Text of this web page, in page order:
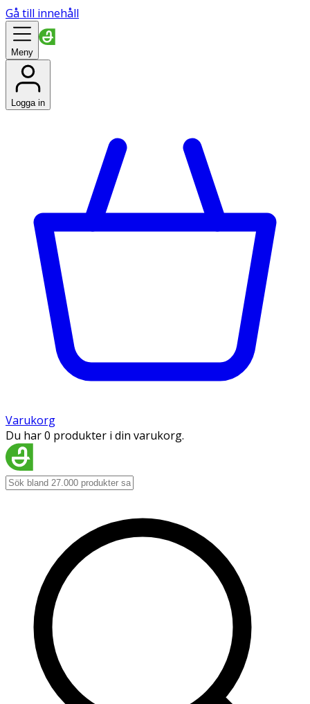
Gå till innehåll
Meny
Logga in
Varukorg
Du har 0 produkter i din varukorg.